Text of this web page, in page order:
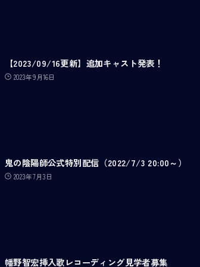
【2023/09/16更新】追加キャスト発表！
2023年9月16日
鬼の陰陽師公式特別配信（2022/7/3 20:00～）
2023年7月3日
幡野智宏挿入歌レコーディング見学者募集